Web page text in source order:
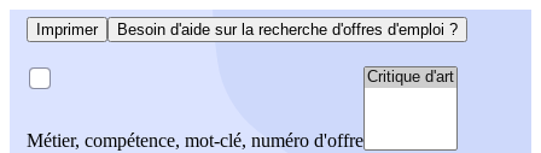
Imprimer Besoin d'aide sur la recherche d'offres d'emploi ?
Métier, compétence, mot-clé, numéro d'offre